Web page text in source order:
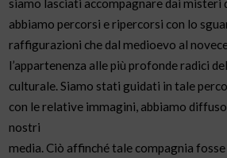
siamo lasciati accompagnare dai misteri
abbiamo percorsi e ripercorsi con lo
raffigurazioni che dal medioevo al
l’appartenenza alle più profonde radici
culturale. Siamo stati guidati in tale
con le relative immagini, abbiamo
nostri
media. Ciò affinché tale compagnia